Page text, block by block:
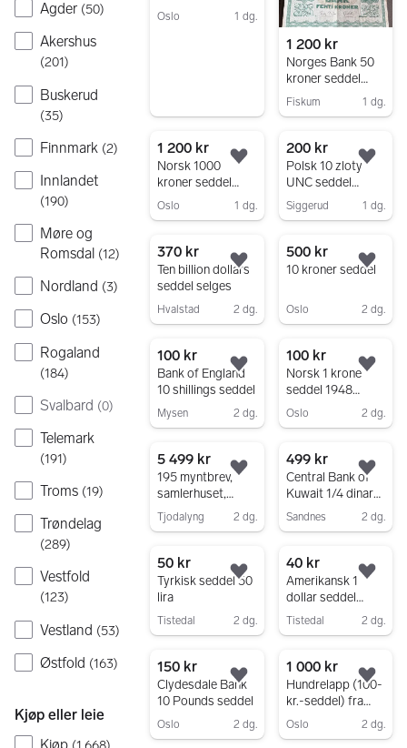
Agder (50)
Akershus
(201)
Buskerud
(35)
Finnmark (2)
Innlandet
(190)
Møre og
Romsdal (12)
Nordland (3)
Oslo (153)
Rogaland
(184)
Svalbard (0)
Telemark
(191)
Troms (19)
Trøndelag
(289)
Vestfold
(123)
Vestland (53)
Østfold (163)
Kjøp eller leie
Oslo 1 dg.
1 200 kr
Norges Bank 50
kroner seddel
1963
Fiskum 1 dg.
1 200 kr
Norsk 1000
kroner seddel
2001?
Oslo 1 dg.
Legg til som favoritt.
200 kr
Polsk 10 zloty
UNC seddel
Rzeczpospolita
Ludowa
Siggerud 1 dg.
370 kr
Ten billion dollars
seddel selges
Hvalstad 2 dg.
Legg til som favoritt.
500 kr
10 kroner seddel
Oslo 2 dg.
100 kr
Bank of England
10 shillings seddel
Mysen 2 dg.
Legg til som favoritt.
100 kr
Norsk 1 krone
seddel 1948
M1433021
Oslo 2 dg.
5 499 kr
195 myntbrev,
samlerhuset,
kongelige, bergen
mynt og seddel,
Tjodalyng 2 dg.
Legg til som favoritt.
499 kr
Central Bank of
Kuwait 1/4 dinar
seddel PMG 65
Sandnes 2 dg.
50 kr
Tyrkisk seddel 50
lira
Tistedal 2 dg.
Legg til som favoritt.
40 kr
Amerikansk 1
dollar seddel
1963
Tistedal 2 dg.
150 kr
Clydesdale Bank
10 Pounds seddel
Oslo 2 dg.
Legg til som favoritt.
1 000 kr
Hundrelapp (100-
kr.-seddel) fra
1958
Oslo 2 dg.